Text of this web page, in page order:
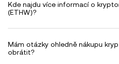
Kde najdu více informací o
(ETHW)?
Mám otázky ohledně nákupu
obrátit?